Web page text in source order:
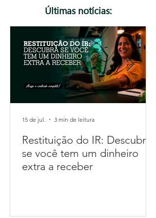
Últimas notícias:
Restituição do IR: Descubra
se você tem um dinheiro
extra a receber
15 de jul. 3 min de leitura